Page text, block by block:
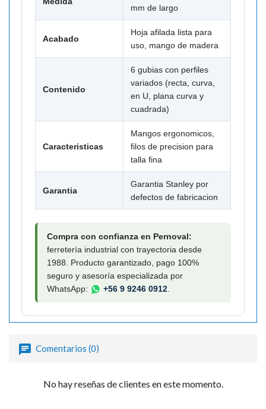
mm de largo
Acabado
Hoja afilada lista para
uso, mango de madera
Contenido
6 gubias con perfiles
variados (recta, curva,
en U, plana curva y
cuadrada)
Caracteristicas
Mangos ergonomicos,
filos de precision para
talla fina
Garantia
Garantia Stanley por
defectos de fabricacion
Compra con confianza en Pernoval:
ferretería industrial con trayectoria desde
1988. Producto garantizado, pago 100%
seguro y asesoría especializada por
WhatsApp:
+56 9 9246 0912
Comentarios (0)
No hay reseñas de clientes en este momento.